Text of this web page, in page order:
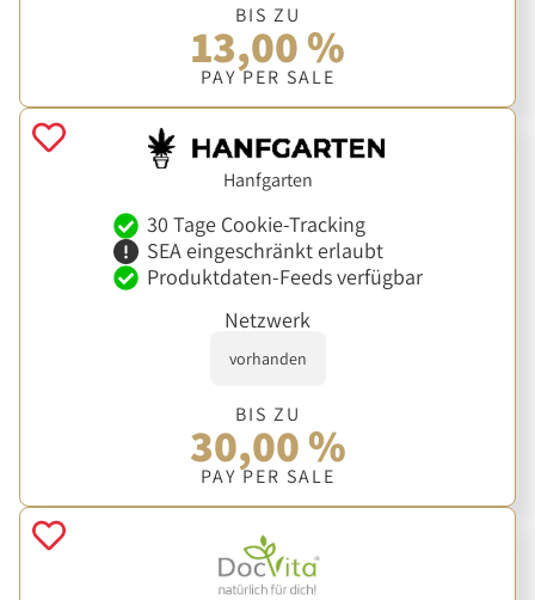
BIS ZU
13,00 %
PAY PER SALE
Hanfgarten
30 Tage Cookie-Tracking
SEA eingeschränkt erlaubt
Produktdaten-Feeds verfügbar
Netzwerk
vorhanden
BIS ZU
30,00 %
PAY PER SALE